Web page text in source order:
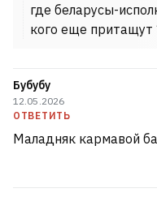
где беларусы-
кого еще притащут
Бубубу
12.05.2026
ОТВЕТИТЬ
Маладняк кармавой